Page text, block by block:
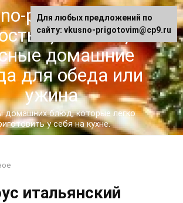
prigotovim.ru -
сытные,
домашние
для обеда или
ужина
домашних блюд, которые легко
у себя на кухне.
итальянский
Для любых предложений по
сайту: vkusno-prigotovim@cp9.ru